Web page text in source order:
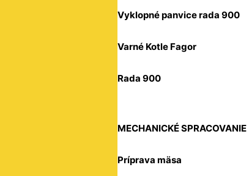
Vyklopné panvice rada 900
Varné Kotle Fagor
Rada 900
MECHANICKÉ SPRACOVANIE
Príprava mäsa